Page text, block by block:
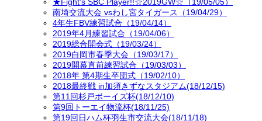
南埼交流大会 vsわし宮タイガース（19/04/29）
4年生FBV練習試合（19/04/14）
2019年4月練習試合（19/04/06）
2019総合開会式（19/03/24）
2019白岡市春季大会（19/03/17）
2019開幕直前練習試合（19/03/03）
2018年 第4期生卒団式（19/02/10）
2018最終戦 in加須きずなスタジアム(18/12/15)
第11回杉戸ボーイズ杯(18/12/10)
第9回トーエイ物流杯(18/11/25)
第19回日ハム杯羽生市交流大会(18/11/18)